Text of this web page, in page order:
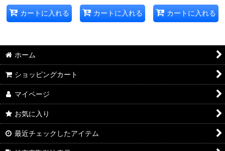
カートに入れる カートに入れる カートに入れる
ホーム
ショッピングカート
マイページ
お気に入り
最近チェックしたアイテム